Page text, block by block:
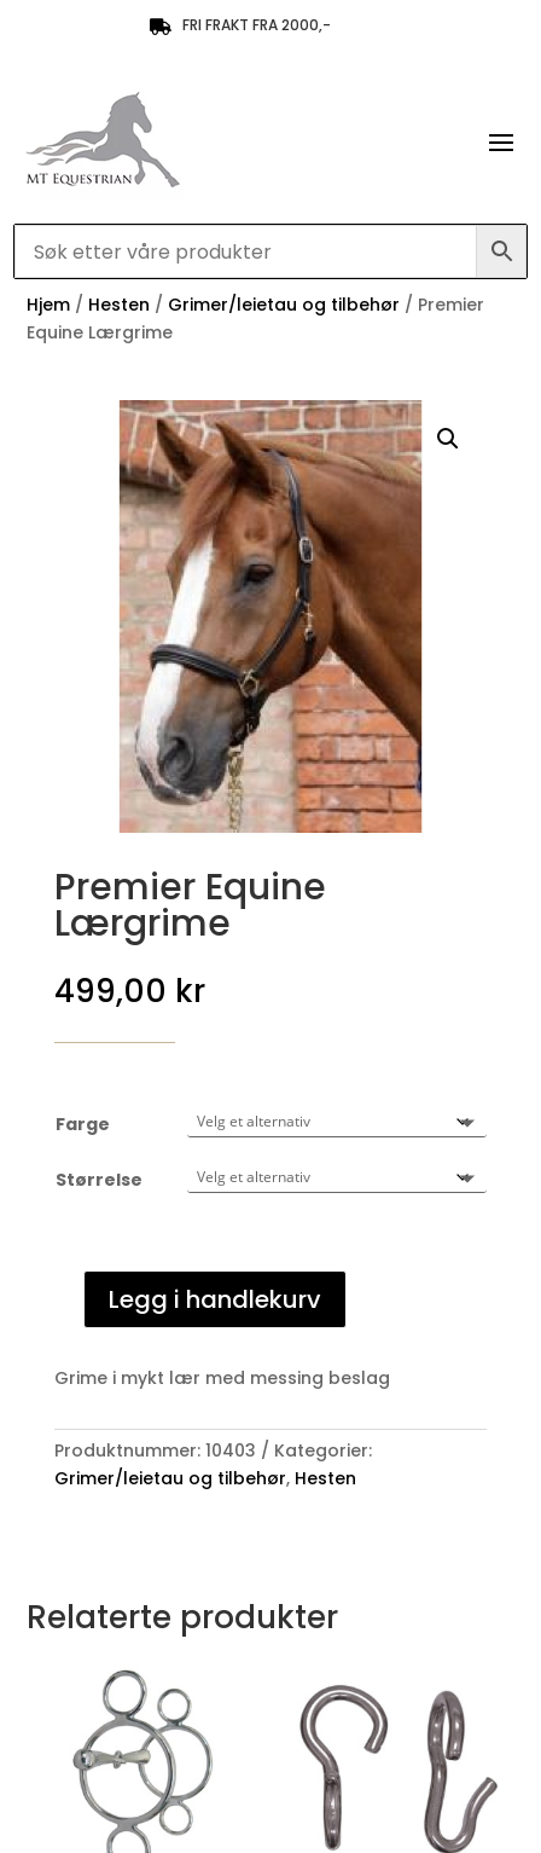
 FRI FRAKT FRA 2000,-
Hjem / Hesten / Grimer/leietau og tilbehør / Premier
Equine Lærgrime
Premier Equine
Lærgrime
499,00 kr
Farge
Størrelse
Premier
Lærgrime
Legg i handlekurv
Grime i mykt lær med messing beslag
Produktnummer: 10403
Kategorier:
Grimer/leietau og tilbehør, Hesten
Relaterte produkter